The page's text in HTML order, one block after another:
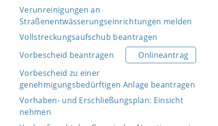
Verunreinigungen an
Straßenentwässerungseinrichtungen melden
Vollstreckungsaufschub beantragen
Vorbescheid beantragen
Onlineantrag
Vorbescheid zu einer
genehmigungsbedürftigen Anlage beantragen
Vorhaben- und Erschließungsplan: Einsicht
nehmen